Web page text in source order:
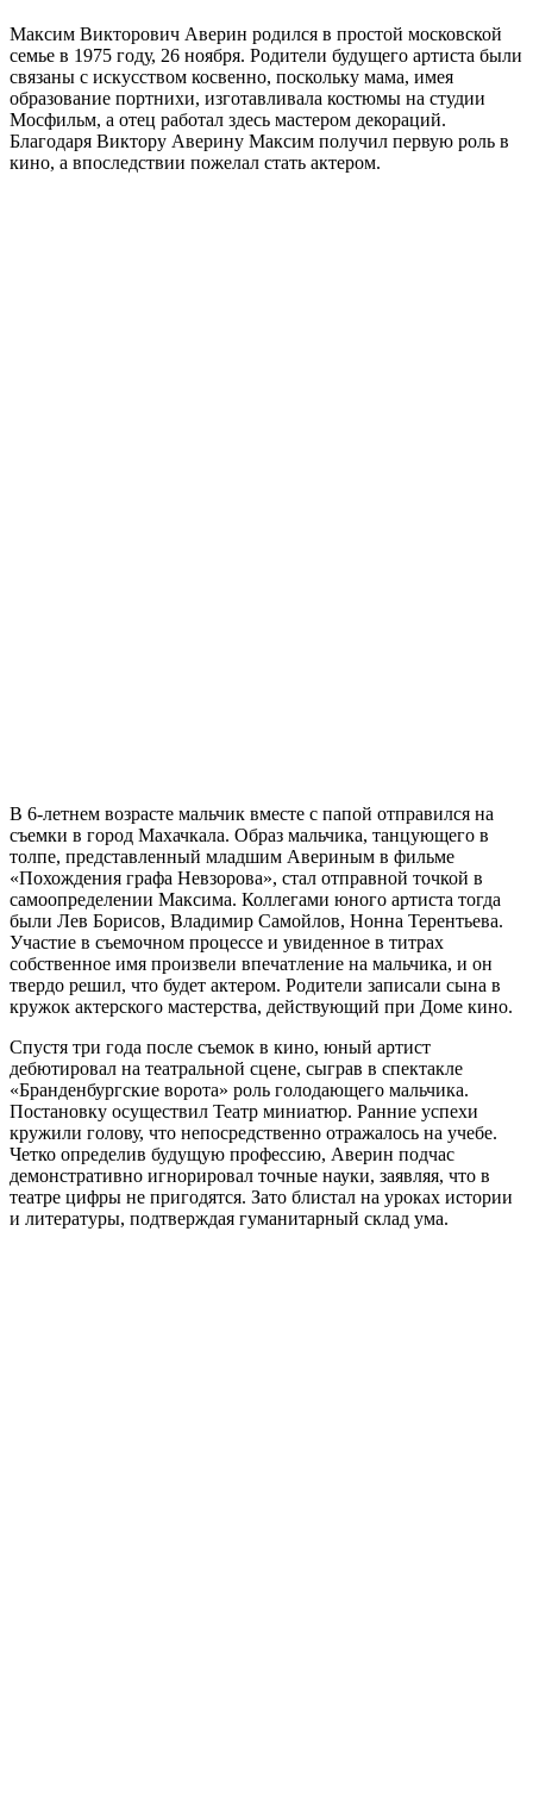
Максим Викторович Аверин родился в простой московской
семье в 1975 году, 26 ноября. Родители будущего артиста были
связаны с искусством косвенно, поскольку мама, имея
образование портнихи, изготавливала костюмы на студии
Мосфильм, а отец работал здесь мастером декораций.
Благодаря Виктору Аверину Максим получил первую роль в
кино, а впоследствии пожелал стать актером.
В 6-летнем возрасте мальчик вместе с папой отправился на
съемки в город Махачкала. Образ мальчика, танцующего в
толпе, представленный младшим Авериным в фильме
«Похождения графа Невзорова», стал отправной точкой в
самоопределении Максима. Коллегами юного артиста тогда
были Лев Борисов, Владимир Самойлов, Нонна Терентьева.
Участие в съемочном процессе и увиденное в титрах
собственное имя произвели впечатление на мальчика, и он
твердо решил, что будет актером. Родители записали сына в
кружок актерского мастерства, действующий при Доме кино.
Спустя три года после съемок в кино, юный артист
дебютировал на театральной сцене, сыграв в спектакле
«Бранденбургские ворота» роль голодающего мальчика.
Постановку осуществил Театр миниатюр. Ранние успехи
кружили голову, что непосредственно отражалось на учебе.
Четко определив будущую профессию, Аверин подчас
демонстративно игнорировал точные науки, заявляя, что в
театре цифры не пригодятся. Зато блистал на уроках истории
и литературы, подтверждая гуманитарный склад ума.